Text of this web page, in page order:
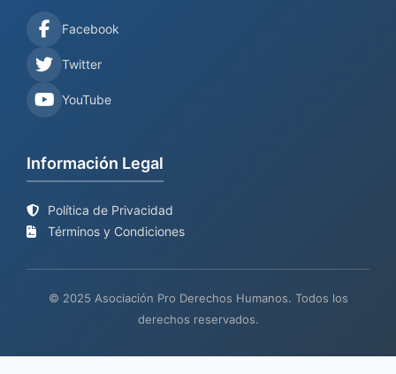
Facebook
Twitter
YouTube
Información Legal
Política de Privacidad
Términos y Condiciones
© 2025 Asociación Pro Derechos Humanos. Todos los
derechos reservados.